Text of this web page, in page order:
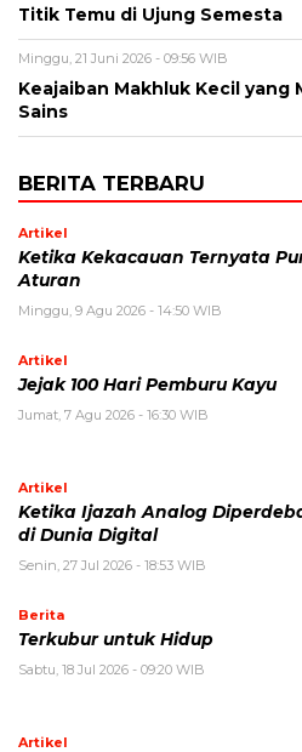
Titik Temu di Ujung Semesta
Minggu, 21 Juni 2026 - 09:56 WIB
Keajaiban Makhluk Kecil yang
Sains
BERITA TERBARU
Artikel
Ketika Kekacauan Ternyata
Aturan
Minggu, 9 Agu 2026 - 14:50 WIB
Artikel
Jejak 100 Hari Pemburu Kayu
Jumat, 7 Agu 2026 - 16:30 WIB
Artikel
Ketika Ijazah Analog
di Dunia Digital
Senin, 27 Jul 2026 - 18:53 WIB
Berita
Terkubur untuk Hidup
Sabtu, 18 Jul 2026 - 09:20 WIB
Artikel